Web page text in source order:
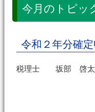
今月のトピッ
令和２年分確
税理士 坂部 啓